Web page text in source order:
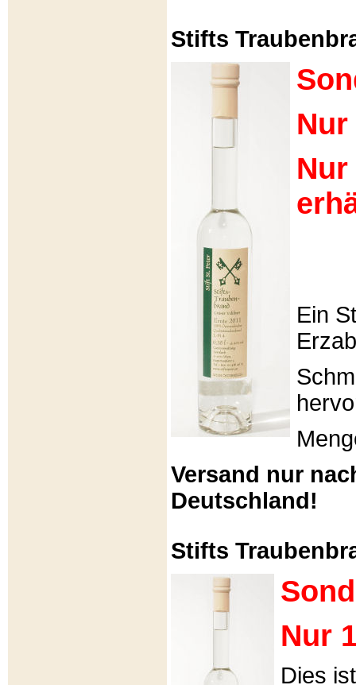
Stifts
Nur
Ein
Versand nur
Deutschland!
Stifts
Nur
Dies